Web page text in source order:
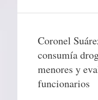
Coronel
consumía
menores y
funcionarios